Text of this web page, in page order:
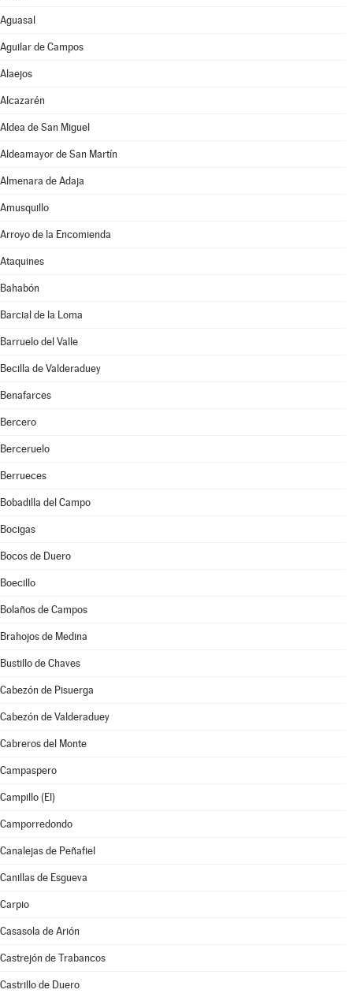
Aguasal
Aguilar de Campos
Alaejos
Alcazarén
Aldea de San Miguel
Aldeamayor de San Martín
Almenara de Adaja
Amusquillo
Arroyo de la Encomienda
Ataquines
Bahabón
Barcial de la Loma
Barruelo del Valle
Becilla de Valderaduey
Benafarces
Bercero
Berceruelo
Berrueces
Bobadilla del Campo
Bocigas
Bocos de Duero
Boecillo
Bolaños de Campos
Brahojos de Medina
Bustillo de Chaves
Cabezón de Pisuerga
Cabezón de Valderaduey
Cabreros del Monte
Campaspero
Campillo (El)
Camporredondo
Canalejas de Peñafiel
Canillas de Esgueva
Carpio
Casasola de Arión
Castrejón de Trabancos
Castrillo de Duero